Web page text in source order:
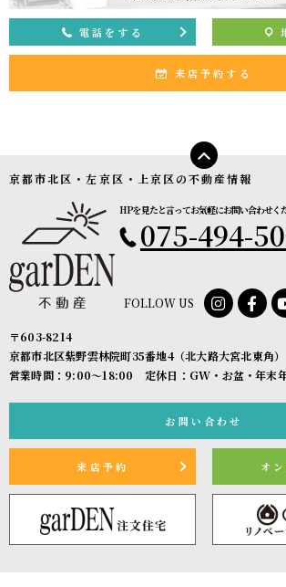
電話をする
来店予約する
京都市北区・左京区・上京区の不動産情報
FOLLOW US
HPを見たと言ってお気軽にお問い合わせく
075-494-
〒603-8214
京都市北区紫野雲林院町35番地4（北大路大宮北東角）
営業時間：9:00〜18:00 定休日：GW・お盆・年末
お問い合わせ
来店予約 オ